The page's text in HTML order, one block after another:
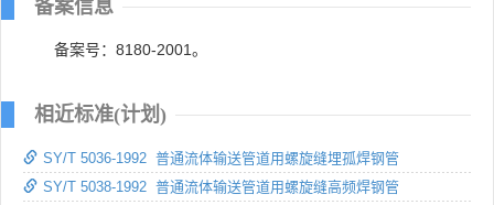
备案信息
备案号：8180-2001。
相近标准(计划)
SY/T 5036-1992 普通流体输送管道用螺旋缝埋孤焊钢管
SY/T 5038-1992 普通流体输送管道用螺旋缝高频焊钢管